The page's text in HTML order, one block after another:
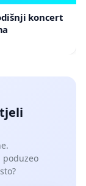
koncert
poduzeo